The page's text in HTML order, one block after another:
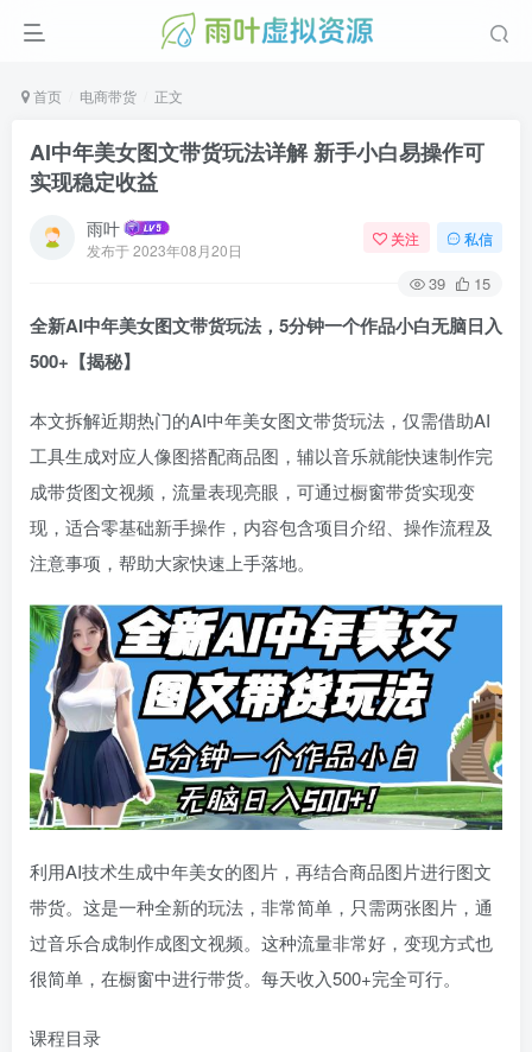
首页 电商带货 正文
AI中年美女图文带货玩法详解 新手小白易操作可
实现稳定收益
雨叶
发布于2023年08月20日
关注 私信
39 15
全新AI中年美女图文带货玩法，5分钟一个作品小白无脑日入
500+【揭秘】
本文拆解近期热门的AI中年美女图文带货玩法，仅需借助AI
工具生成对应人像图搭配商品图，辅以音乐就能快速制作完
成带货图文视频，流量表现亮眼，可通过橱窗带货实现变
现，适合零基础新手操作，内容包含项目介绍、操作流程及
注意事项，帮助大家快速上手落地。
利用AI技术生成中年美女的图片，再结合商品图片进行图文
带货。这是一种全新的玩法，非常简单，只需两张图片，通
过音乐合成制作成图文视频。这种流量非常好，变现方式也
很简单，在橱窗中进行带货。每天收入500+完全可行。
课程目录